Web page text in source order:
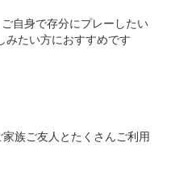
自身で存分にプレーしたい
みたい方におすすめです
族ご友人とたくさんご利用